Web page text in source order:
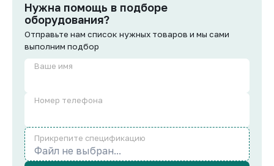
Нужна помощь в подборе
оборудования?
Отправьте нам список нужных товаров и мы сами
выполним подбор
Ваше имя
Номер телефона
Прикрепите спецификацию
Файл не выбран...